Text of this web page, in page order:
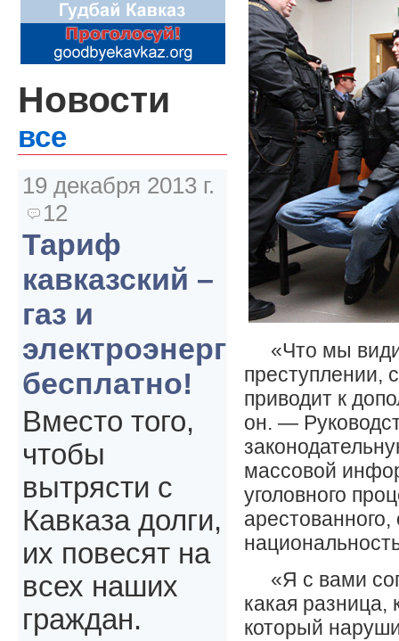
«Что мы
преступлении,
приводит к
он. —
массовой
уголовного
«Я с вами
какая разница,
который
Новости
все
19 декабря 2013 г.
12
Тариф
кавказский –
газ и
электроэнергия
бесплатно!
Вместо того,
чтобы
вытрясти с
Кавказа долги,
их повесят на
всех наших
граждан.